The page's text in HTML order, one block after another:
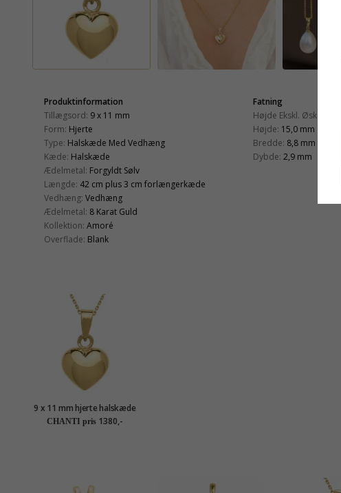
Produktinformation
Tillægsord: 9 x 11 mm
Form: Hjerte
Type: Halskæde Med Vedhæng
Kæde: Halskæde
Ædelmetal: Forgyldt Sølv
Længde: 42 cm plus 3 cm forlængerkæde
Vedhæng: Vedhæng
Ædelmetal: 8 Karat Guld
Kollektion: Amoré
Overflade: Blank
Fatning
Højde Ekskl. Øsken:
Højde: 15,0 mm
Bredde: 8,8 mm
Dybde: 2,9 mm
9 x 11 mm hjerte halskæde
i forgyldt sølv med
vedhæng i 8 karat guld -
CHANTI pris 1380,-